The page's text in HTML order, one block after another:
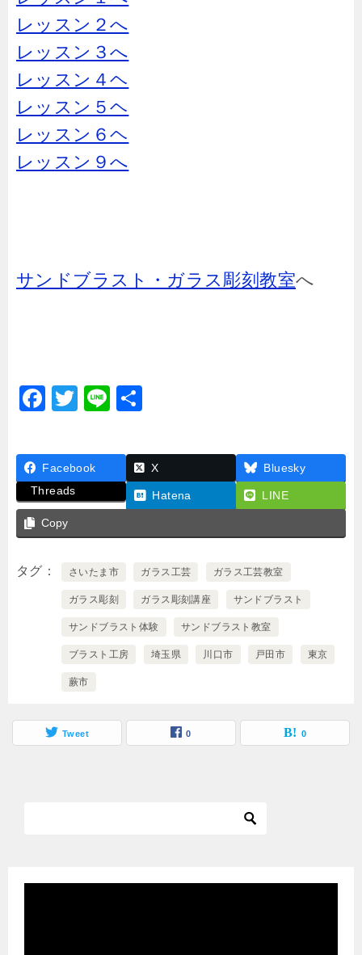
レッスン２へ
レッスン３へ
レッスン４ヘ
レッスン５ヘ
レッスン６ヘ
レッスン９へ
サンドブラスト・ガラス彫刻教室へ
F
c
e
b
o
k
T
tt
er
Li
e
Facebook X
Bluesky
Threads
Hatena LINE
Copy
タグ さいたま市 ガラス工芸 ガラス工芸教室
ガラス彫刻 ガラス彫刻講座 サンドブラスト
サンドブラスト体験 サンドブラスト教室
ブラスト工房 埼玉県 川口市 戸田市 東京
蕨市
Tweet 0 0